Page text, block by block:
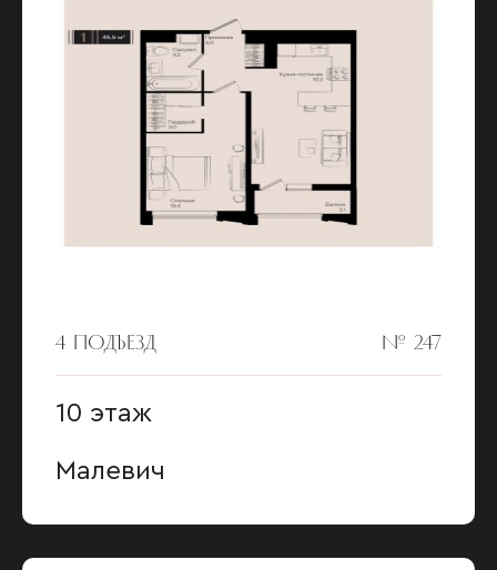
4 ПОДЪЕЗД № 247
10 этаж
Малевич